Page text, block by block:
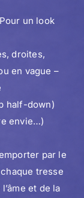
un look
droites,
en vague –
half-down)
envie…)
par le
tresse
et de la